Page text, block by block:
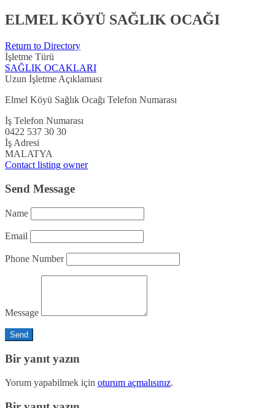
ELMEL KÖYÜ SAĞLIK OCAĞI
Return to Directory
İşletme Türü
SAĞLIK OCAKLARI
Uzun İşletme Açıklaması
Elmel Köyü Sağlık Ocağı Telefon Numarası
İş Telefon Numarası
0422 537 30 30
İş Adresi
MALATYA
Contact listing owner
Send Message
Name
Email
Phone Number
Message
Bir yanıt yazın
Yorum yapabilmek için oturum açmalısınız.